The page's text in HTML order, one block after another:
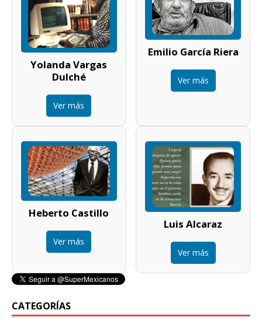
Yolanda Vargas
Dulché
Ver más
Emilio García Riera
Ver más
Heberto Castillo
Ver más
Luis Alcaraz
Ver más
CATEGORÍAS